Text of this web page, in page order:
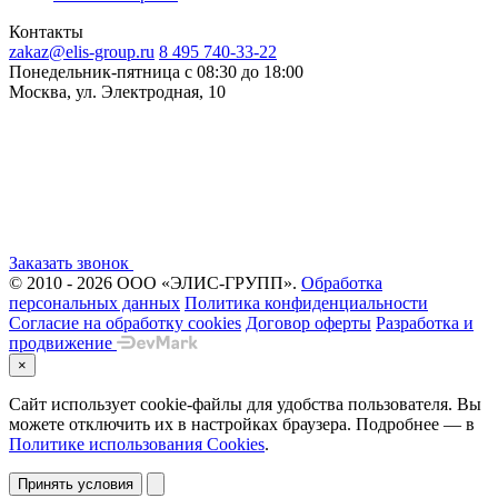
Контакты
zakaz@elis-group.ru 8 495 740-33-22
Понедельник-пятница c 08:30 до 18:00
Москва, ул. Электродная, 10
Заказать звонок
© 2010 - 2026 ООО «ЭЛИС-ГРУПП». Обработка
персональных данных Политика конфиденциальности
Согласие на обработку cookies Договор оферты Разработка и
продвижение
×
Сайт использует cookie-файлы для удобства пользователя. Вы
можете отключить их в настройках браузера. Подробнее — в
Политике использования Cookies.
Принять условия